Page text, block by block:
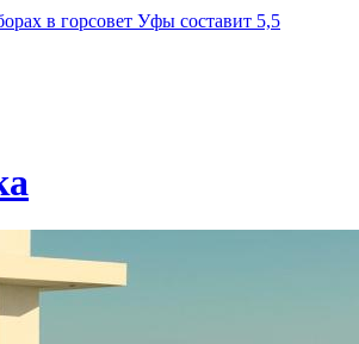
в горсовет Уфы составит 5,5